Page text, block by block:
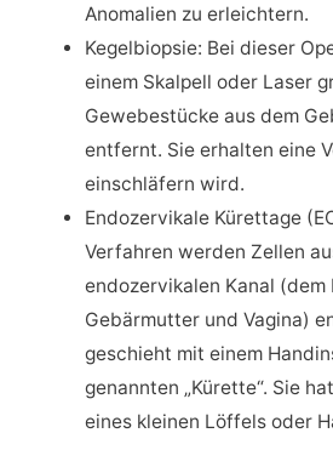
Anomalien zu erleichtern.
Kegelbiopsie: Bei dieser
einem Skalpell oder Laser
Gewebestücke aus dem
entfernt. Sie erhalten eine
einschläfern wird.
Endozervikale Kürettage
Verfahren werden Zellen
endozervikalen Kanal
Gebärmutter und Vagina)
geschieht mit einem
genannten „Kürette“. Sie
eines kleinen Löffels oder